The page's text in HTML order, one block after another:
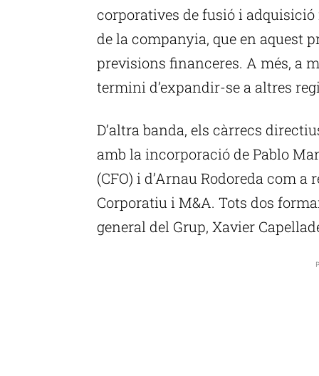
corporatives de fusió i
de la companyia, que en aquest
previsions financeres. A més, a
termini d’expandir-se a altres
D’altra banda, els càrrecs
amb la incorporació de Pablo
(CFO) i d’Arnau Rodoreda com
Corporatiu i M&A. Tots dos
general del Grup, Xavier